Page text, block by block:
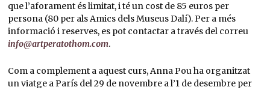
que l’aforament és limitat, i té un cost de 85 euros per
persona (80 per als Amics dels Museus Dalí). Per a més
informació i reserves, es pot contactar a través del correu
info@artperatothom.com.
Com a complement a aquest curs, Anna Pou ha organitzat
un viatge a París del 29 de novembre a l’1 de desembre per